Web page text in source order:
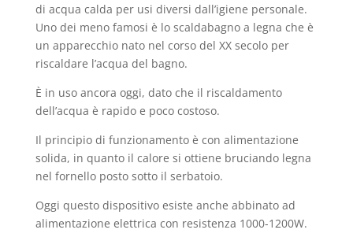
di acqua calda per usi diversi dall’igiene personale.
Uno dei meno famosi è lo scaldabagno a legna che è
un apparecchio nato nel corso del XX secolo per
riscaldare l’acqua del bagno.
È in uso ancora oggi, dato che il riscaldamento
dell’acqua è rapido e poco costoso.
Il principio di funzionamento è con alimentazione
solida, in quanto il calore si ottiene bruciando legna
nel fornello posto sotto il serbatoio.
Oggi questo dispositivo esiste anche abbinato ad
alimentazione elettrica con resistenza 1000-1200W.